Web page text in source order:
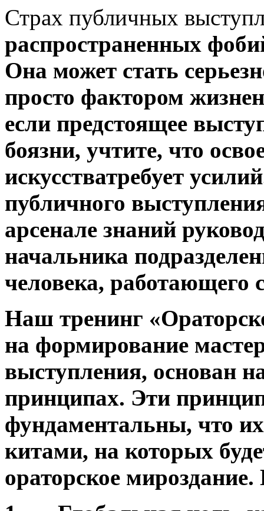
Страх публичных
распространенных
Она может стать
просто фактором
если предстоящее
боязни, учтите, что
искусстватребует
публичного
арсенале знаний
начальника
человека, работающего
Наш тренинг
на формирование
выступления, основан
принципах. Эти
фундаментальны, что
китами, на которых
ораторское